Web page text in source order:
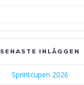
SENASTE INLÄGGEN
Sprintcupen 2026